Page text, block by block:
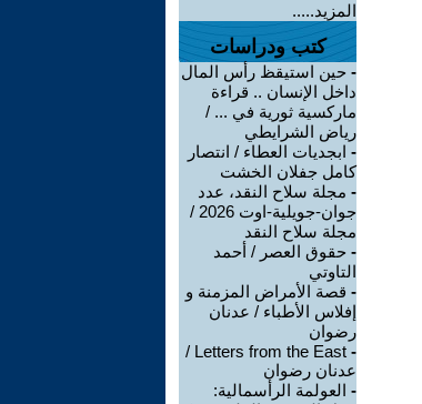
المزيد.....
كتب ودراسات
- حين استيقظ رأس المال
داخل الإنسان .. قراءة
ماركسية ثورية في ... /
رياض الشرايطي
- ابجديات العطاء / انتصار
كامل جفلان الخشت
- مجلة سلاح النقد، عدد
جوان-جويلية-اوت 2026 /
مجلة سلاح النقد
- حقوق العصر / أحمد
التاوتي
- قصة الأمراض المزمنة و
إفلاس الأطباء / عدنان
رضوان
-
Letters from the East /
عدنان رضوان
- العولمة الرأسمالية: